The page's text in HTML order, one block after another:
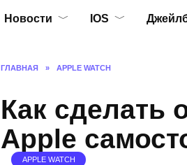
Новости IOS
ГЛАВНАЯ » APPLE WATCH
Как сделать
Apple
APPLE WATCH